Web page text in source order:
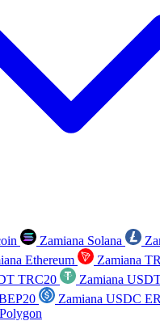
Zamiana Solana
Ethereum
Zamiana
TRC20
Zamiana
Zamiana USDC